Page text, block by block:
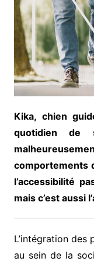
Kika, chien
quotidien de
comportements
l’accessibilité
mais c’est aussi
L’intégration des
au sein de la